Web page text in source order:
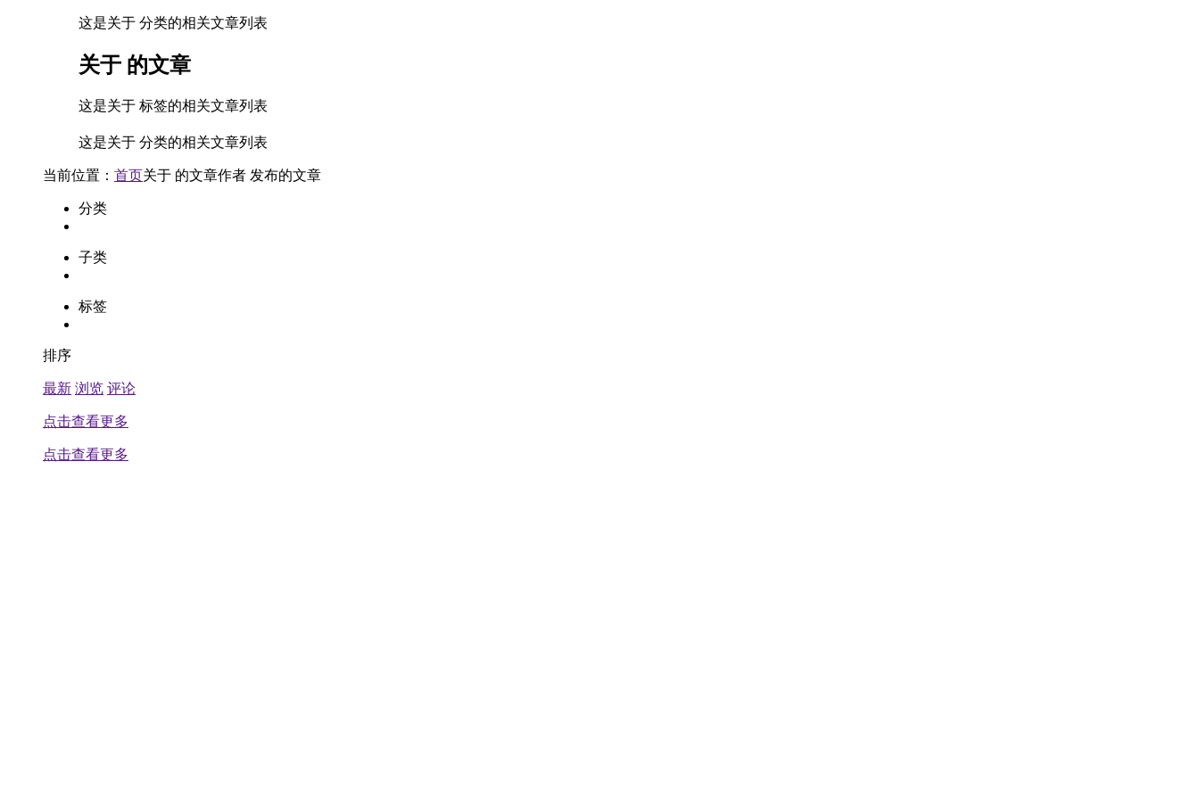
这是关于 分类的相关文章列表
关于 的文章
这是关于 标签的相关文章列表
这是关于 分类的相关文章列表
当前位置： 首页关于 的文章作者 发布的文章
分类
子类
标签
排序
最新 浏览 评论
点击查看更多
点击查看更多